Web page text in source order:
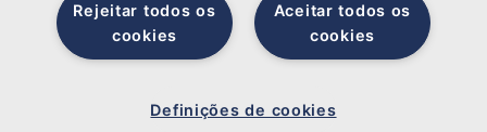
© 2026 Sogenave — Todos os direitos reservados. Desenvolvido porBrandability
Aceitar todos os
cookies
Rejeitar todos os
cookies
Definições de cookies